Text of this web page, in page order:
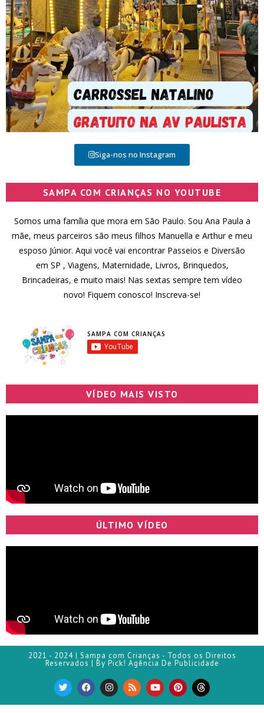
Siga-nos no Instagram
SAMPA COM CRIANÇAS NO YOUTUBE
Somos uma família que mora em São Paulo. Sou Ana Paula a
mãe, meus parceiros são meus filhos Manuella e Arthur e meu
esposo Júnior. Aqui você vai encontrar Passeios e Diversão
em SP , Viagens, Maternidade, Livros, Brinquedos,
Brincadeiras, e muito mais! Nas sextas sempre tem vídeo
novo! Fiquem conosco! Inscreva-se!
SAMPA COM CRIANÇAS
VÍDEO MAIS VISTO
ÚLTIMO VÍDEO
2021 - 2024 | Sampa com Crianças - Todos os Direitos
Reservados | By Pick! Agência De Publicidade